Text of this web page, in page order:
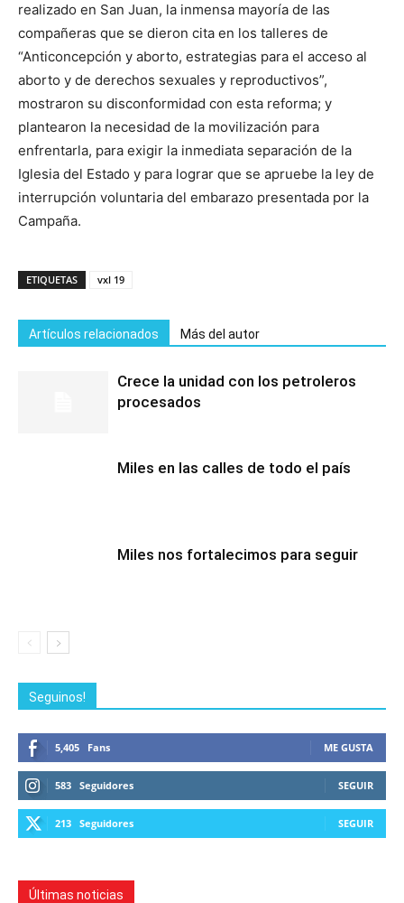
realizado en San Juan, la inmensa mayoría de las
compañeras que se dieron cita en los talleres de
“Anticoncepción y aborto, estrategias para el acceso al
aborto y de derechos sexuales y reproductivos”,
mostraron su disconformidad con esta reforma; y
plantearon la necesidad de la movilización para
enfrentarla, para exigir la inmediata separación de la
Iglesia del Estado y para lograr que se apruebe la ley de
interrupción voluntaria del embarazo presentada por la
Campaña.
ETIQUETAS vxl 19
Artículos relacionados Más del autor
Crece la unidad con los petroleros
procesados
Miles en las calles de todo el país
Miles nos fortalecimos para seguir
Seguinos!
5,405 Fans ME GUSTA
583 Seguidores SEGUIR
213 Seguidores SEGUIR
Últimas noticias